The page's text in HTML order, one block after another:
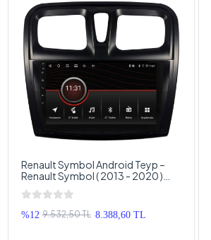
Renault Symbol Android Teyp –
Renault Symbol ( 2013 - 2020 )
Oem Android Multimedya –
Renault Symbol Android Double
Teyp
%12 9.532,50 TL 8.388,60 TL